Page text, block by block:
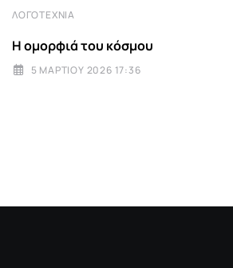
ΛΟΓΟΤΕΧΝΊΑ
Η ομορφιά του κόσμου
5 ΜΑΡΤΊΟΥ 2026 17:36